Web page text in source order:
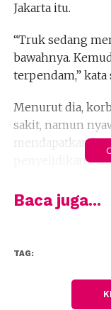
Jakarta itu.
“Truk sedang
bawahnya.
terpendam,” kata
Menurut dia,
sakit, namun
mendapatkan
penyelidikan
Kasi Humas
membenarkan
“Setelah dicari
Baca juga...
TAG: